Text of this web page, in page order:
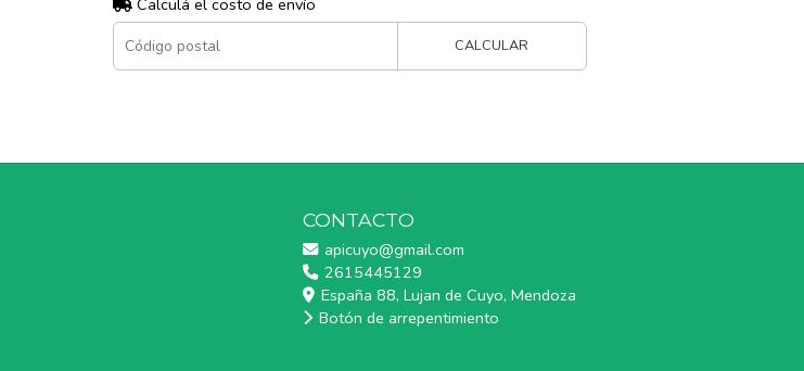
Calculá el costo de envío
CALCULAR
CONTACTO
apicuyo@gmail.com
2615445129
España 88, Lujan de Cuyo, Mendoza
Botón de arrepentimiento